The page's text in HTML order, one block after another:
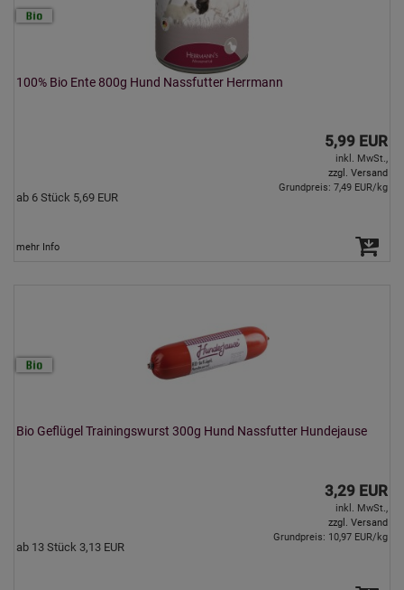
100% Bio Ente 800g Hund Nassfutter Herrmann
5,99 EUR
inkl. MwSt.,
zzgl. Versand
ab 6 Stück 5,69 EUR
Grundpreis: 7,49 EUR/kg
mehr Info
Bio Geflügel Trainingswurst 300g Hund Nassfutter Hundejause
3,29 EUR
inkl. MwSt.,
zzgl. Versand
ab 13 Stück 3,13 EUR
Grundpreis: 10,97 EUR/kg